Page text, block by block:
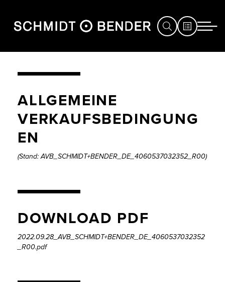
JAGD
SPORT
DEFENCE
HÄNDLERSUCHE
SERVICE
MESSEN
EVENTS
WISSENSWERTES
ALLGEMEINE
VERKAUFSBEDINGUNG
EN
(Stand: AVB_SCHMIDT+BENDER_DE_4060537032352_R00)
DOWNLOAD PDF
2022.09.28_AVB_SCHMIDT+BENDER_DE_4060537032352
_R00.pdf